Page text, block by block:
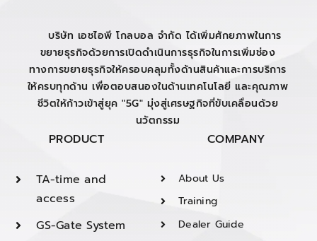
บริษัท เอชไอพี โกลบอล จำกัด ได้เพิ่มศักยภาพในการ
ขยายธุรกิจด้วยการเปิดดำเนินการธุรกิจในการเพิ่มช่อง
ทางการขยายธุรกิจให้ครอบคลุมทั้งด้านสินค้าและการบริการ
ให้ครบทุกด้าน เพื่อตอบสนองในด้านเทคโนโลยี และคุณภาพ
ชีวิตให้ก้าวเข้าสู่ยุค "5G" มุ่งสู่เศรษฐกิจที่ขับเคลื่อนด้วย
นวัตกรรม
PRODUCT
TA-time and
access
GS-Gate System
COMPANY
About Us
Training
Dealer Guide